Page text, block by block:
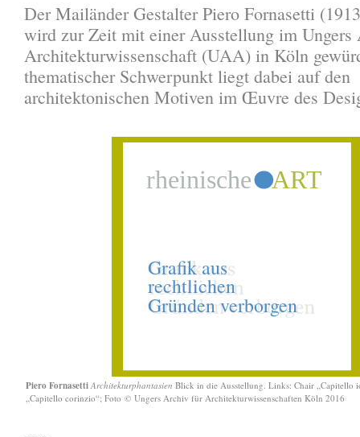
Der Mailänder Gestalter Piero Fornasetti
wird zur Zeit mit einer Ausstellung im
Architekturwissenschaft (UAA) in Köln
thematischer Schwerpunkt liegt dabei auf den
architektonischen Motiven im Œuvre des
Piero Fornasetti Architekturphantasien Blick in die Ausstellung. Links: Chair „Capitello
„Capitello corinzio“; Foto © Ungers Archiv für Architekturwissenschaften Köln 2016